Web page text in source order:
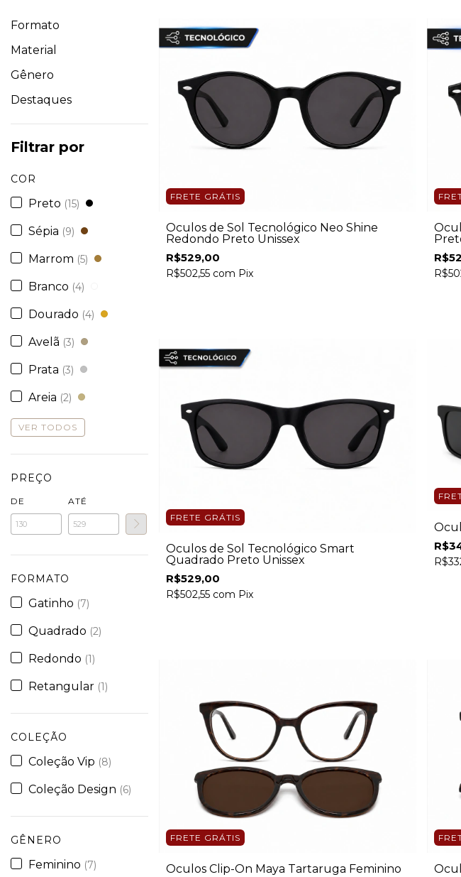
Formato
Material
Gênero
Destaques
Filtrar por
COR
Preto (15)
Sépia (9)
Marrom (5)
Branco (4)
Dourado (4)
Avelã (3)
Prata (3)
Areia (2)
VER TODOS
PREÇO
DE ATÉ
FORMATO
Gatinho (7)
Quadrado (2)
Redondo (1)
Retangular (1)
COLEÇÃO
Coleção Vip (8)
Coleção Design (6)
GÊNERO
Feminino (7)
FRETE GRÁTIS
Óculos de Sol Tecnológico Neo Shine
Redondo Preto Unissex
R$529,00
R$502,55 com Pix
FRETE GRÁTIS
Óculos de Sol Tecnológico Smart
Quadrado Preto Unissex
R$529,00
R$502,55 com Pix
FRETE GRÁTIS
Óculos Clip-On Maya Tartaruga Feminino